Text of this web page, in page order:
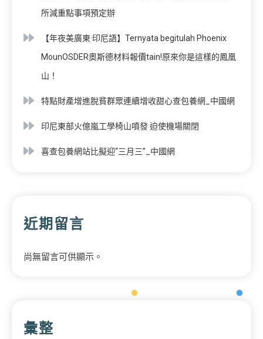
所減重點事項預定辦
【年夜美廣東·印尼語】Ternyata begitulah Phoenix
MounOSDER奧斯德材料報價tain!原來你是這樣的鳳凰
山！
特點財產增進脫貧群眾連續增收甜心查包養網_中國網
印尼東部火億嵐工學椅山噴發 迫使機場關閉
喜查包養網站比擬迎“三月三”_中國網
近期留言
尚無留言可供顯示。
彙整